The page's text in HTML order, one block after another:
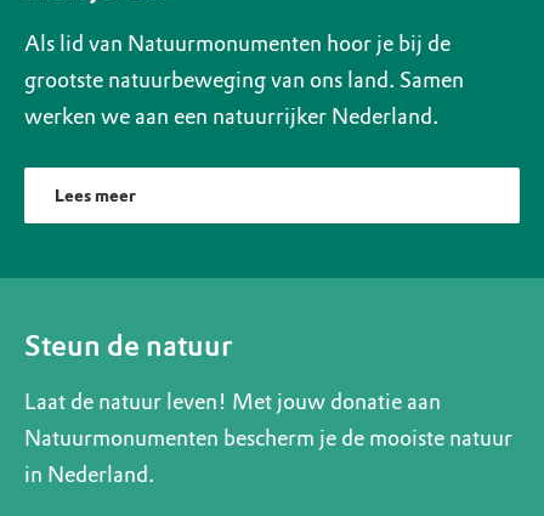
Als lid van Natuurmonumenten hoor je bij de
grootste natuurbeweging van ons land. Samen
werken we aan een natuurrijker Nederland.
Lees meer
Steun de natuur
Laat de natuur leven! Met jouw donatie aan
Natuurmonumenten bescherm je de mooiste natuur
in Nederland.